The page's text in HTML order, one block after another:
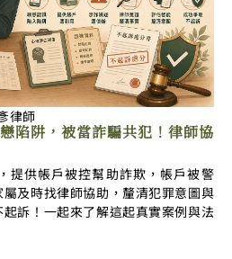
律師
陷阱，被當詐騙共犯！律師協
提供帳戶被控幫助詐欺，帳戶被警
及時找律師協助，釐清犯罪意圖與
訴！一起來了解這起真實案例與法